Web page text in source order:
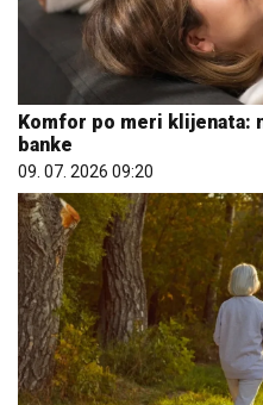
Komfor po meri klijenata:
banke
09. 07. 2026 09:20